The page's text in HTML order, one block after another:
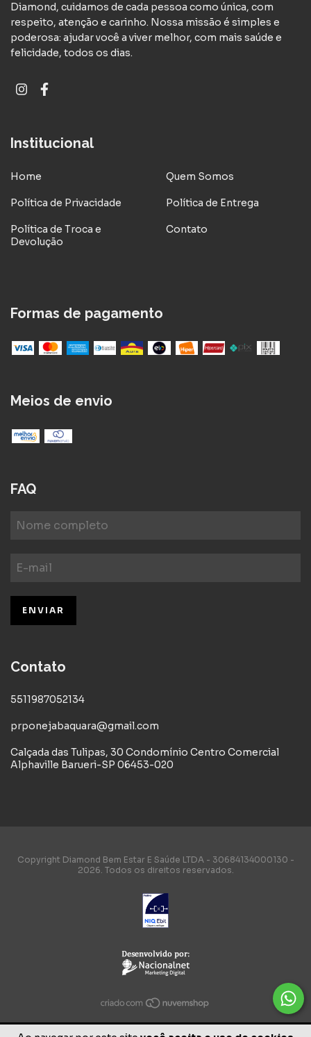
Diamond, cuidamos de cada pessoa como única, com
respeito, atenção e carinho. Nossa missão é simples e
poderosa: ajudar você a viver melhor, com mais saúde e
felicidade, todos os dias.
Institucional
Home Quem Somos
Política de Privacidade Política de Entrega
Política de Troca e
Devolução
Contato
Formas de pagamento
Meios de envio
FAQ
Contato
5511987052134
prponejabaquara@gmail.com
Calçada das Tulipas, 30 Condomínio Centro Comercial
Alphaville Barueri-SP 06453-020
Copyright Diamond Bem Estar E Saúde LTDA - 30684134000130 -
2026. Todos os direitos reservados.